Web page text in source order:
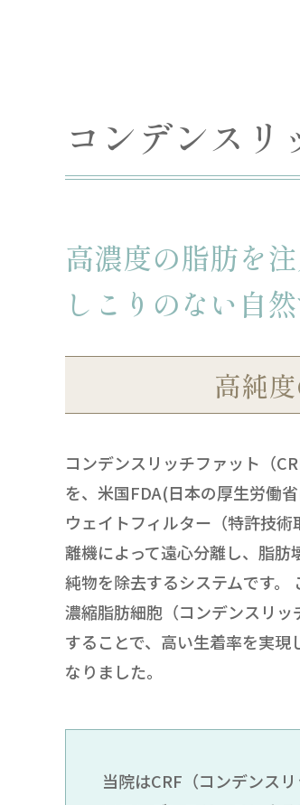
コンデンスリ
高濃度の脂肪を
しこりのない自
高純
コンデンスリッチファット（
を、米国FDA(日本の厚生労働
ウェイトフィルター（特許技
離機によって遠心分離し、脂
純物を除去するシステムです
濃縮脂肪細胞（コンデンスリ
することで、高い生着率を実
なりました。
当院はCRF（コンデンス